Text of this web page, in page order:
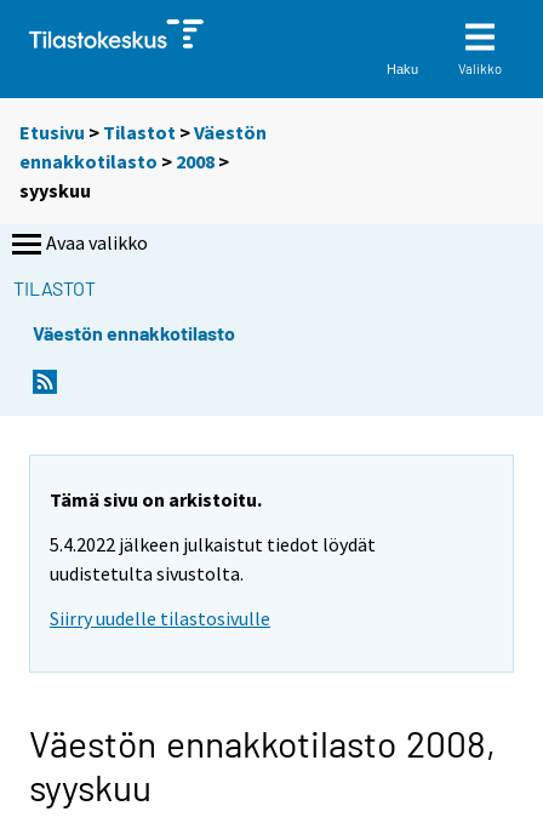
Haku Valikko
Etusivu > Tilastot >Väestön
ennakkotilasto > 2008 >
syyskuu
Avaa valikko
TILASTOT
Väestön ennakkotilasto
Tämä sivu on arkistoitu.
5.4.2022 jälkeen julkaistut tiedot löydät
uudistetulta sivustolta.
Siirry uudelle tilastosivulle
Väestön ennakkotilasto 2008,
syyskuu